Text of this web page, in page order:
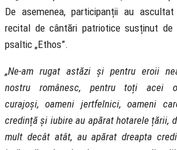
De asemenea, participanții au
recital de cântări patriotice susținut de
psaltic „Ethos”.
„Ne-am rugat astăzi și pentru eroii
nostru românesc, pentru toți acei
curajoși, oameni jertfelnici, oameni
credință și iubire au apărat hotarele țării,
mult decât atât, au apărat dreapta